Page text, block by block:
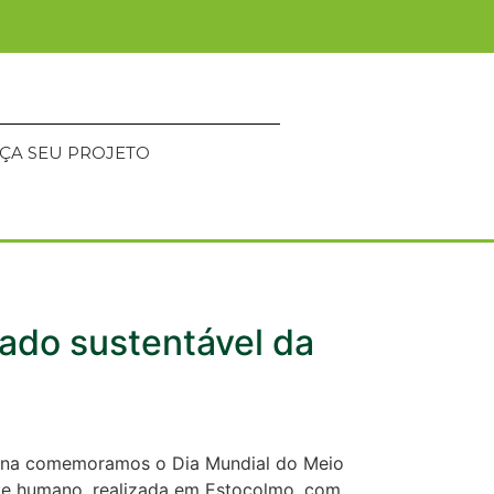
SEU PROJETO
sustentável da
comemoramos o Dia Mundial do Meio
humano, realizada em Estocolmo, com